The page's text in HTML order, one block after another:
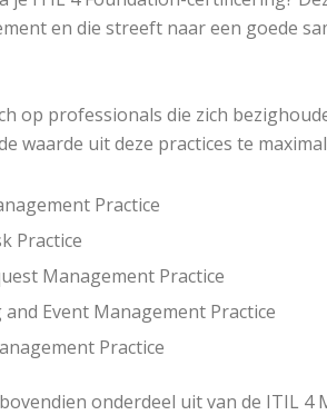
en die streeft naar een goede
op professionals die zich
waarde uit deze practices te
Practice
Practice
Management Practice
Event Management Practice
Practice
onderdeel uit van de ITIL